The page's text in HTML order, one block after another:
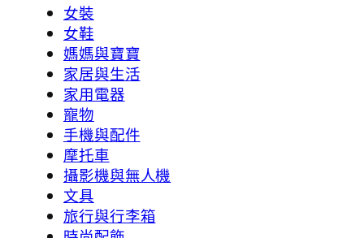
女裝
女鞋
媽媽與寶寶
家居與生活
家用電器
寵物
手機與配件
摩托車
攝影機與無人機
文具
旅行與行李箱